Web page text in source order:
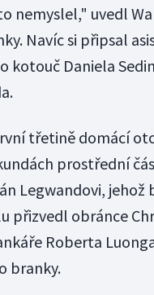
nemyslel," uvedl
Navíc si připsal
kotouč Daniela
třetině domácí
prostřední
Legwandovi,
přizvedl obránce
Roberta
branky.